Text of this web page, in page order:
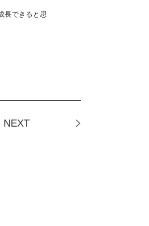
長できると思
NEXT